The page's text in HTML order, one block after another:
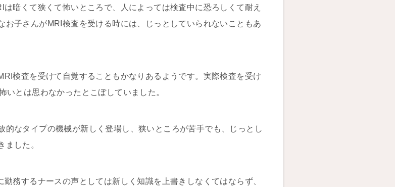
暗くて狭くて怖いところで、人によっては検査中に恐ろしくて耐え
お子さんがMRI検査を受ける時には、じっとしていられないこともあ
検査を受けて自覚することもかなりあるようです。実際検査を受け
とは思わなかったとこぼしていました。
的なタイプの機械が新しく登場し、狭いところが苦手でも、じっとし
ました。
務するナースの声としては新しく知識を上書きしなくてはならず、